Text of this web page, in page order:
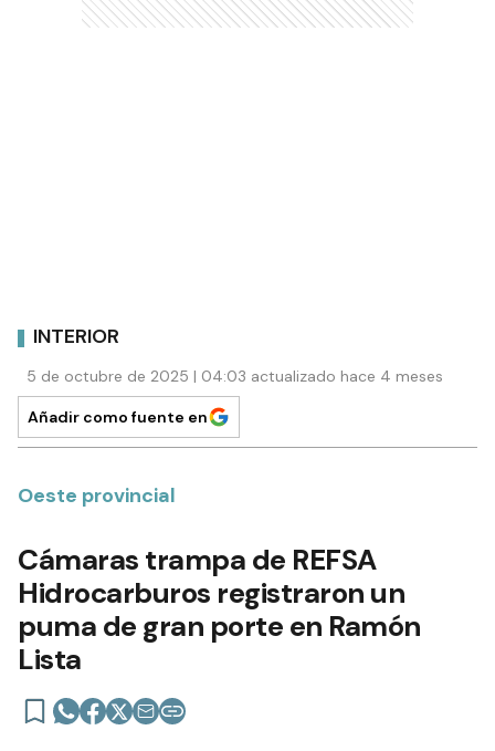
INTERIOR
5 de octubre de 2025 | 04:03 actualizado hace 4 meses
Añadir como fuente en
Oeste provincial
Cámaras trampa de REFSA
Hidrocarburos registraron un
puma de gran porte en Ramón
Lista